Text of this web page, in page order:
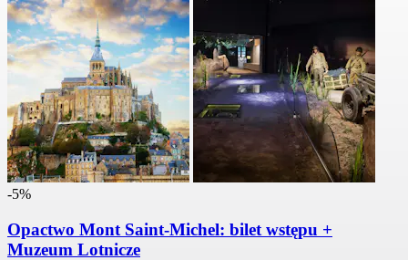
-5%
Opactwo Mont Saint-Michel: bilet wstępu +
Muzeum Lotnicze